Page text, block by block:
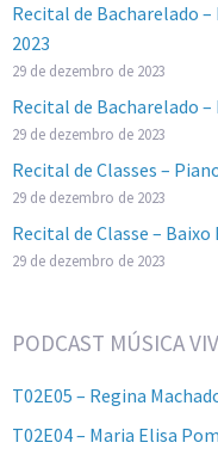
Recital de Bacharelado –
2023
29 de dezembro de 2023
Recital de Bacharelado
29 de dezembro de 2023
Recital de Classes –
29 de dezembro de 2023
Recital de Classe –
29 de dezembro de 2023
PODCAST MÚSICA
T02E05 – Regina
T02E04 – Maria Elisa